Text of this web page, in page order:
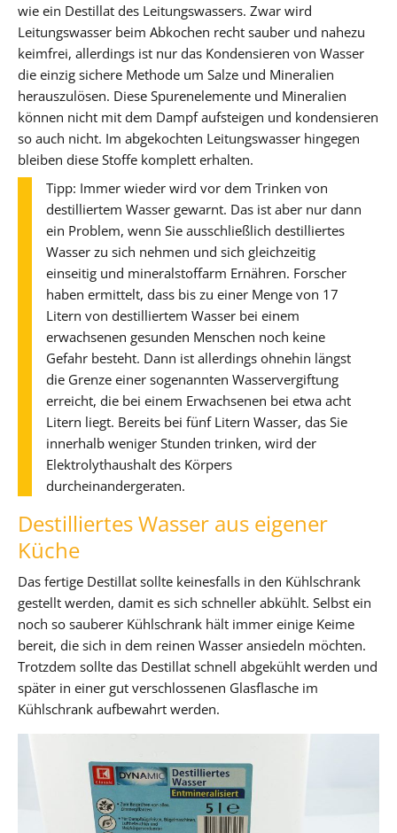
wie ein Destillat des Leitungswassers. Zwar wird
Leitungswasser beim Abkochen recht sauber und nahezu
keimfrei, allerdings ist nur das Kondensieren von Wasser
die einzig sichere Methode um Salze und Mineralien
herauszulösen. Diese Spurenelemente und Mineralien
können nicht mit dem Dampf aufsteigen und kondensieren
so auch nicht. Im abgekochten Leitungswasser hingegen
bleiben diese Stoffe komplett erhalten.
Tipp: Immer wieder wird vor dem Trinken von
destilliertem Wasser gewarnt. Das ist aber nur dann
ein Problem, wenn Sie ausschließlich destilliertes
Wasser zu sich nehmen und sich gleichzeitig
einseitig und mineralstoffarm Ernähren. Forscher
haben ermittelt, dass bis zu einer Menge von 17
Litern von destilliertem Wasser bei einem
erwachsenen gesunden Menschen noch keine
Gefahr besteht. Dann ist allerdings ohnehin längst
die Grenze einer sogenannten Wasservergiftung
erreicht, die bei einem Erwachsenen bei etwa acht
Litern liegt. Bereits bei fünf Litern Wasser, das Sie
innerhalb weniger Stunden trinken, wird der
Elektrolythaushalt des Körpers
durcheinandergeraten.
Destilliertes Wasser aus eigener
Küche
Das fertige Destillat sollte keinesfalls in den Kühlschrank
gestellt werden, damit es sich schneller abkühlt. Selbst ein
noch so sauberer Kühlschrank hält immer einige Keime
bereit, die sich in dem reinen Wasser ansiedeln möchten.
Trotzdem sollte das Destillat schnell abgekühlt werden und
später in einer gut verschlossenen Glasflasche im
Kühlschrank aufbewahrt werden.